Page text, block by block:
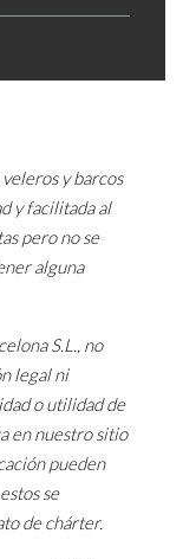
y barcos
y facilitada al
pero no se
alguna
S.L., no
legal ni
o utilidad de
en nuestro sitio
pueden
se
de chárter.